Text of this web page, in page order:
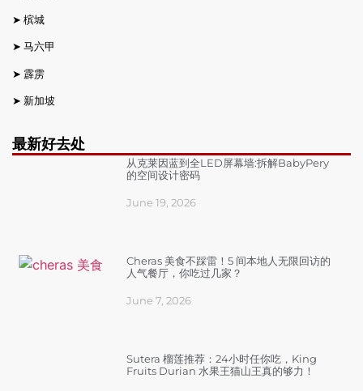
➤ 槟城
➤ 马六甲
➤ 霹雳
➤ 新加坡
最新好去处
从克莱因蓝到全LED屏幕墙:拆解BabyPery
的空间设计密码
June 19, 2026
Cheras 美食不踩雷！5 间本地人无限回访的
人气餐厅，你吃过几家？
June 7, 2026
Sutera 榴莲推荐：24小时任你吃，King
Fruits Durian 水果王猫山王真的够力！